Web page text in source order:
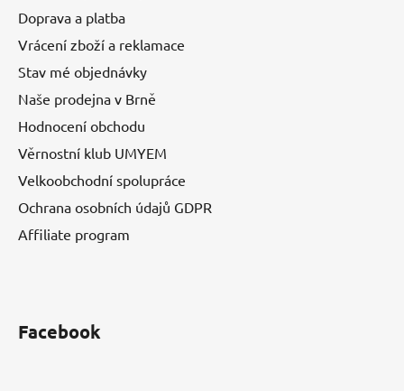
Doprava a platba
Vrácení zboží a reklamace
Stav mé objednávky
Naše prodejna v Brně
Hodnocení obchodu
Věrnostní klub UMYEM
Velkoobchodní spolupráce
Ochrana osobních údajů GDPR
Affiliate program
Facebook